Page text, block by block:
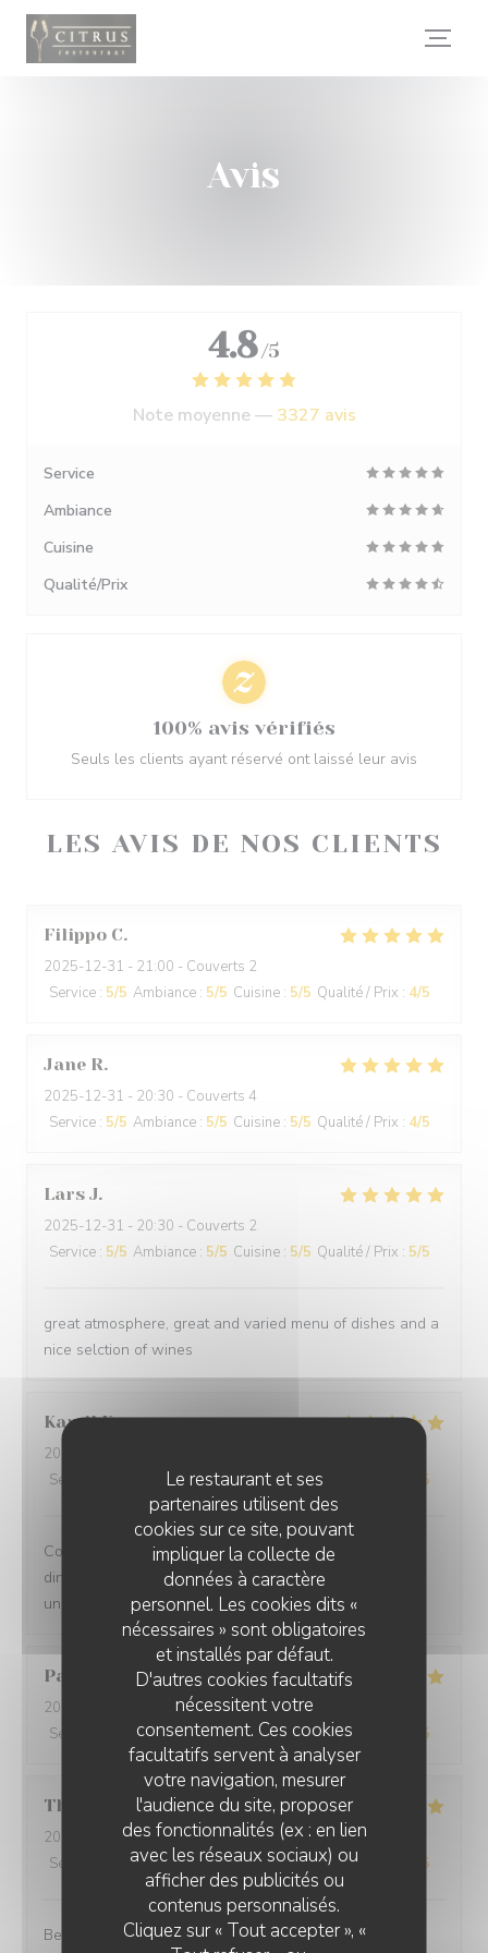
Personnalisation de vos choix en matière de cookies
Le restaurant et ses
partenaires utilisent des
cookies sur ce site, pouvant
impliquer la collecte de
données à caractère
personnel. Les cookies dits «
nécessaires » sont obligatoires
et installés par défaut.
D'autres cookies facultatifs
nécessitent votre
consentement. Ces cookies
facultatifs servent à analyser
votre navigation, mesurer
l'audience du site, proposer
des fonctionnalités (ex : en lien
avec les réseaux sociaux) ou
afficher des publicités ou
contenus personnalisés.
Cliquez sur « Tout accepter », «
Avis
LES AVIS DE NOS CLIENTS
Filippo C
2025-12-31 - 21:00 - Couverts 2
Service : 5/5 Ambiance : 5/5 Cuisine : 5/5 Qualité / Prix : 4/5
Jane R
2025-12-31 - 20:30 - Couverts 4
Service : 5/5 Ambiance : 5/5 Cuisine : 5/5 Qualité / Prix : 4/5
Lars J
2025-12-31 - 20:30 - Couverts 2
Service : 5/5 Ambiance : 5/5 Cuisine : 5/5 Qualité / Prix : 5/5
great atmosphere, great and varied menu of dishes and a
nice selction of wines
Kamil K
2025-12-31
Service
Ambiance:5/5 Cuisine:5/5 Qualité / Prix /5
Comprehensive restaurant with friendly service. The
dinner was tasty with fresh ingredients and served with
unexpected flavors.
Paolo
2025-12-29
- 20:00 - Couverts 2
Service
Ambiance:5/5 Cuisine: 5/5 Qualité / Prix /5
Thomas
2025-12-31- 20:00 - Couverts 2
Service
Ambiance : 5/5 Cuisine: 5/5 Qualité / Prix /5
Best cuisine in old Nice.
4.8 /5
Note moyenne — 3327 avis
Service
Ambiance
Cuisine
Qualité/Prix
100% avis vérifiés
Seuls les clients ayant réservé ont laissé leur avis